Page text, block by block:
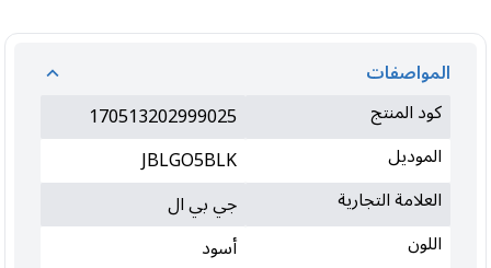
المواصفات
كود المنتج
170513202999025
الموديل
JBLGO5BLK
العلامة التجارية
جي بي ال
اللون
أسود